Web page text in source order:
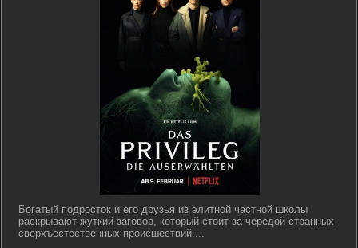
Богатый подросток и его друзья из элитной частной школы
раскрывают жуткий заговор, который стоит за чередой странных
сверхъестественных происшествий....